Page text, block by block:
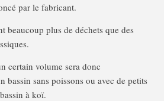
par le fabricant.
beaucoup plus de déchets que des
certain volume sera donc
bassin sans poissons ou avec de petits
à koï.